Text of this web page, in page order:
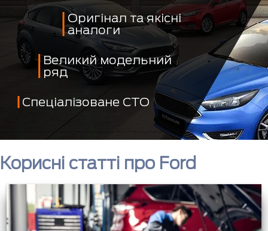
Оригінал та якісні
аналоги
Великий модельний
ряд
Спеціалізоване СТО
Корисні статті про Ford